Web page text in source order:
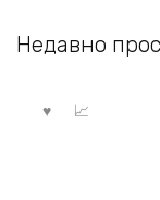
Недавно